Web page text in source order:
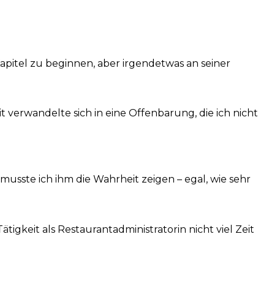
zu beginnen, aber irgendetwas an seiner
verwandelte sich in eine Offenbarung, die ich nicht
ich ihm die Wahrheit zeigen – egal, wie sehr
als Restaurantadministratorin nicht viel Zeit